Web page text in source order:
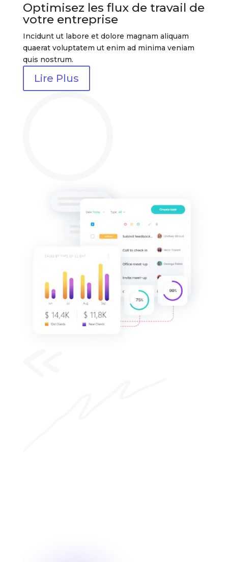
Optimisez les flux de travail de
votre entreprise
Incidunt ut labore et dolore magnam aliquam
quaerat voluptatem ut enim ad minima veniam
quis nostrum.
Lire Plus